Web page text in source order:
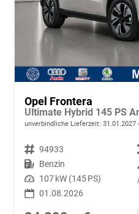
Opel Frontera
unverbindliche Lieferzeit: 31.01.2027
Fahrzeugnr. 94933
Kraftstoff Benzin
Leistung 107 kW (145 PS)
01.08.2026